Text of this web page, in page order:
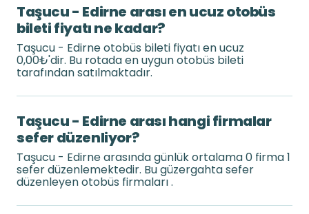
Taşucu - Edirne arası en ucuz otobüs
bileti fiyatı ne kadar?
Taşucu - Edirne otobüs bileti fiyatı en ucuz
0,00₺'dir. Bu rotada en uygun otobüs bileti
tarafından satılmaktadır.
Taşucu - Edirne arası hangi firmalar
sefer düzenliyor?
Taşucu - Edirne arasında günlük ortalama 0 firma 1
sefer düzenlemektedir. Bu güzergahta sefer
düzenleyen otobüs firmaları .